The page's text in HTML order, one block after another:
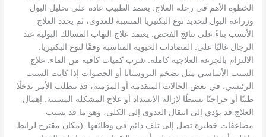
الخطوة الأهم في رحلة العلاج. يعتمد الطبيب عادة على تحليل البول
وزراعة البول لتحديد نوع البكتيريا المسببة للعدوى، ثم يحدد العلاج
الأنسب بناءً على نتائج الفحص. يعتمد علاج التهاب المسالك البولية عند
الرجال غالبًا على: المضادات الحيوية المناسبة وفقًا لنوع البكتيريا.
الالتزام بالجرعة العلاجية كاملة. شرب كميات كافية من الماء. علاج
السبب الأساسي مثل تضخم البروستاتا أو الحصوات إذا كانت السبب
الرئيسي. في بعض الحالات المتقدمة أو المزمنة، قد يتطلب الأمر تدخلًا
طبيًا أو جراحيًا بسيطًا لإزالة الانسداد أو علاج المشكلة المسببة. إهمال
العلاج قد يؤدي إلى انتقال العدوى إلى الكلى، وهو ما قد يسبب
مضاعفات خطيرة تصل إلى تلف دائم في وظائفها. (مكان مقترح لرابط